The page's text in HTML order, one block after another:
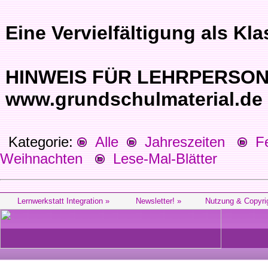
Eine Vervielfältigung als
HINWEIS FÜR
Kategorie: Alle Jahreszeiten
Weihnachten
Lese-Mal-Blätter
Lernwerkstatt Integration » Newsletter! » Nutzung &